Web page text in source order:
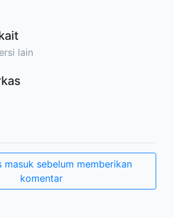
lain
masuk sebelum memberikan
komentar